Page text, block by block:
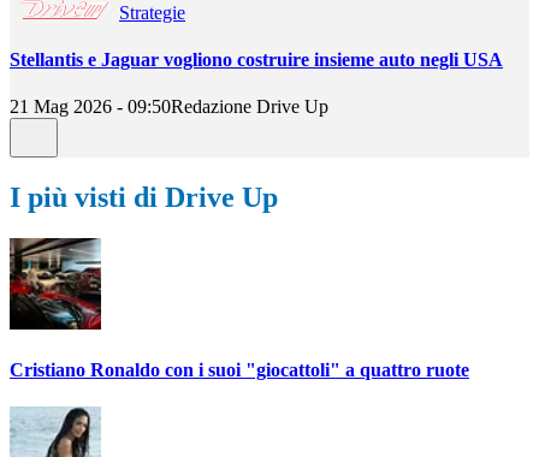
Strategie
Stellantis e Jaguar vogliono costruire insieme auto negli USA
21 Mag 2026 - 09:50Redazione Drive Up
I più visti di Drive Up
Cristiano Ronaldo con i suoi "giocattoli" a quattro ruote